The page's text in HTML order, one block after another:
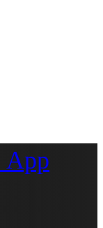
App